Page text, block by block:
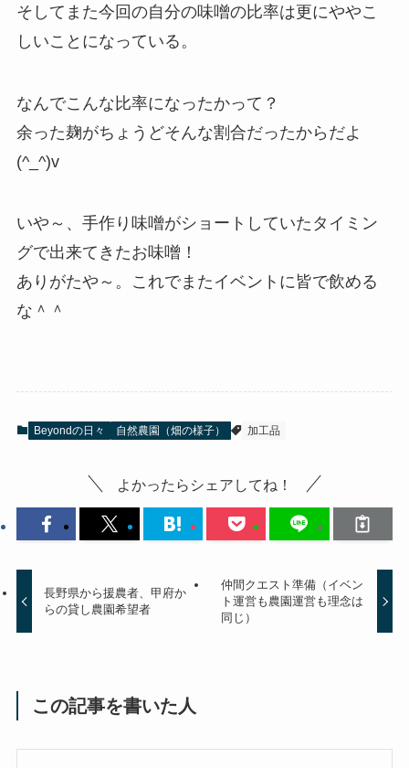
そしてまた今回の自分の味噌の比率は更にややこ
しいことになっている。
なんでこんな比率になったかって？
余った麹がちょうどそんな割合だったからだよ
(^_^)v
いや～、手作り味噌がショートしていたタイミン
グで出来てきたお味噌！
ありがたや～。これでまたイベントに皆で飲める
な＾＾
Beyondの日々 自然農園（畑の様子） 加工品
よかったらシェアしてね！
長野県から援農者、甲府か
らの貸し農園希望者
仲間クエスト準備（イベン
ト運営も農園運営も理念は
同じ）
この記事を書いた人